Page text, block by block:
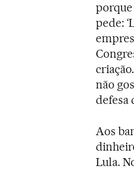
pede:
não
defesa
Aos
Lula.